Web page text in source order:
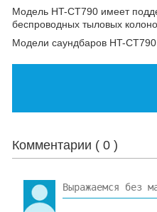
Модель HT-CT790 имеет
беспроводных тыловых
Модели саундбаров HT-
Комментарии ( 0 )